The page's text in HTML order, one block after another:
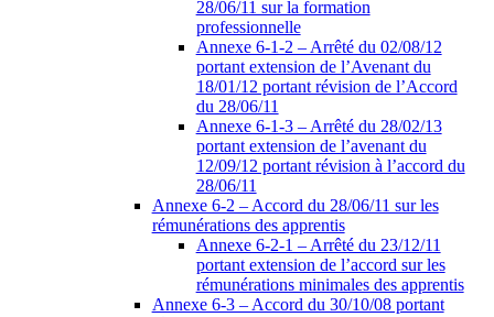
28/06/11 sur la formation
professionnelle
Annexe 6-1-2 – Arrêté du 02/08/12
portant extension de l’Avenant du
18/01/12 portant révision de l’Accord
du 28/06/11
Annexe 6-1-3 – Arrêté du 28/02/13
portant extension de l’avenant du
12/09/12 portant révision à l’accord du
28/06/11
Annexe 6-2 – Accord du 28/06/11 sur les
rémunérations des apprentis
Annexe 6-2-1 – Arrêté du 23/12/11
portant extension de l’accord sur les
rémunérations minimales des apprentis
Annexe 6-3 – Accord du 30/10/08 portant